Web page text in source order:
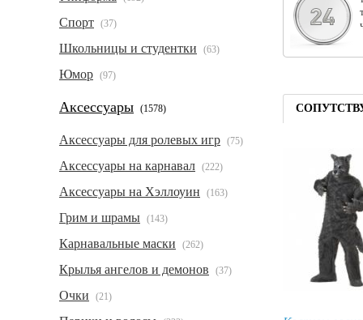
Спорт (37)
Школьницы и студентки (63)
Юмор (97)
Аксессуары (1578)
Аксессуары для ролевых игр (75)
Аксессуары на карнавал (222)
Аксессуары на Хэллоуин (163)
Грим и шрамы (143)
Карнавальные маски (262)
Крылья ангелов и демонов (37)
Очки (21)